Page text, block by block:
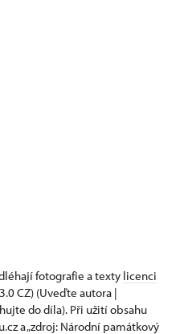
fotografie a texty licenci
CZ) (Uveďte autora |
do díla). Při užití obsahu
a „zdroj: Národní památkový